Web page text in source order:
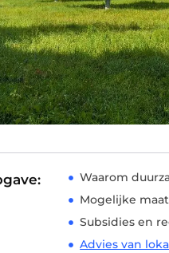
Waarom
Mogelijke
Subsidies en
Advies van